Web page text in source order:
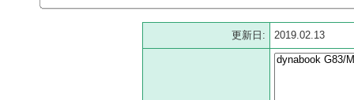
更新日: 2019.02.13